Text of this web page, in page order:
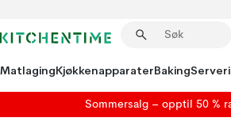
MatlagingKjøkkenapparaterBaking
Sommersalg – opptil 50 %